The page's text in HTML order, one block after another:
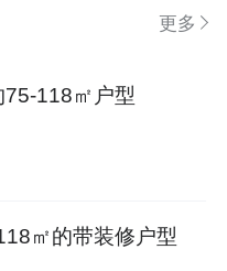
更多
118㎡户型
㎡的带装修户型